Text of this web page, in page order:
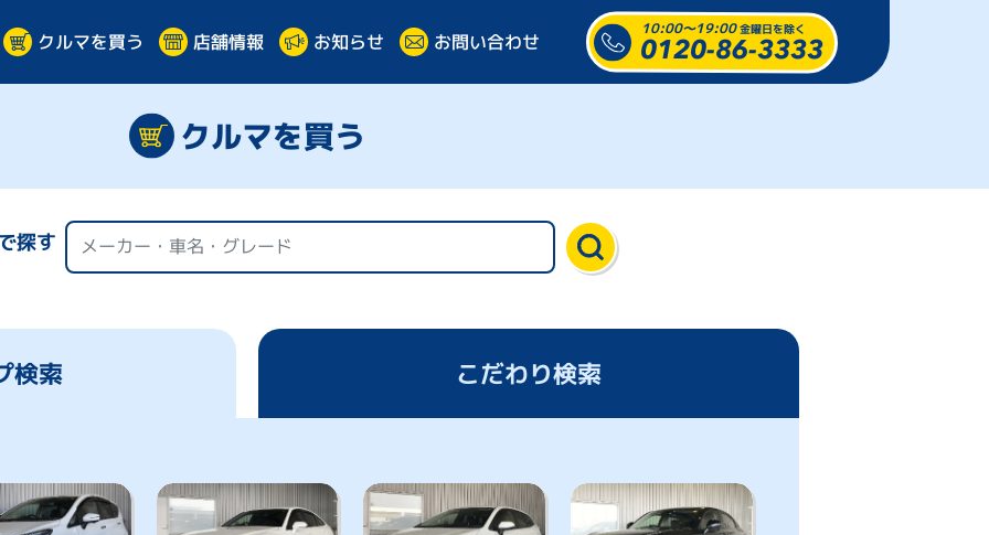
クルマを買う 店舗情報 お知らせ お問い合わせ
10:00～19:00 金曜日を除く
0120-86-3333
クルマを買う
探す
検索 こだわり検索